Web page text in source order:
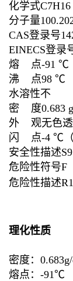
化学式C7H16
分子量
CAS登录号
EINECS登录
熔 点-91 ℃
沸 点98 ℃
水溶性不
密 度0.683
外 观无色透
闪 点-4 ℃（
安全性描述
危险性符号F
危险性描述
理化性质
密度：
熔点：-91℃